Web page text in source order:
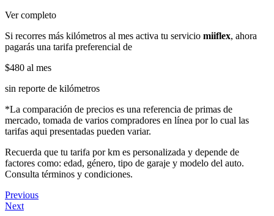
Ver completo
Si recorres más kilómetros al mes activa tu servicio miiflex, ahora
pagarás una tarifa preferencial de
$480 al mes
sin reporte de kilómetros
*La comparación de precios es una referencia de primas de
mercado, tomada de varios compradores en línea por lo cual las
tarifas aqui presentadas pueden variar.
Recuerda que tu tarifa por km es personalizada y depende de
factores como: edad, género, tipo de garaje y modelo del auto.
Consulta términos y condiciones.
Previous
Next